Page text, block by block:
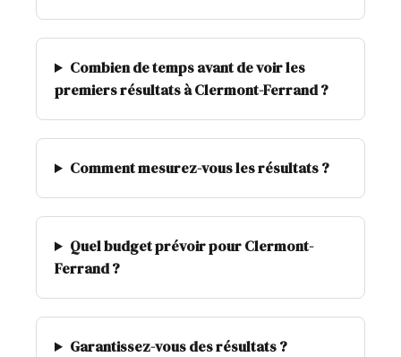
Combien de temps avant de voir les
premiers résultats à Clermont-Ferrand ?
Comment mesurez-vous les résultats ?
Quel budget prévoir pour Clermont-
Ferrand ?
Garantissez-vous des résultats ?